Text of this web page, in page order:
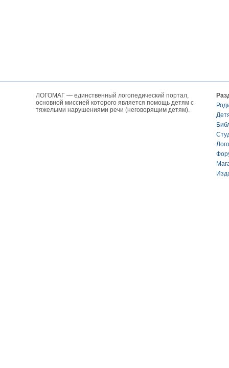
ЛОГОМАГ — единственный логопедический портал,
основной миссией которого является помощь детям с
тяжелыми нарушениями речи (неговорящим детям).